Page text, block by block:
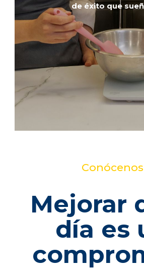
de éxito que
Conócenos
Mejorar
día es